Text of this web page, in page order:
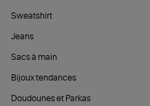
Sweatshirt
Jeans
Sacs à main
Bijoux tendances
Doudounes et Parkas